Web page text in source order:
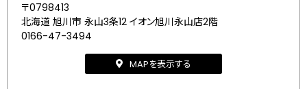
〒0798413
北海道 旭川市 永山3条12 イオン旭川永山店2階
0166-47-3494
MAPを表示する